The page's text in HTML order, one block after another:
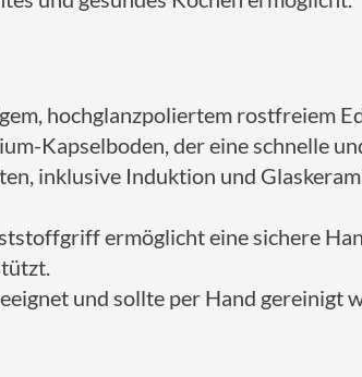
hochglanzpoliertem rostfreiem
Kapselboden, der eine schnelle
inklusive Induktion und
ermöglicht eine sichere
und sollte per Hand gereinigt